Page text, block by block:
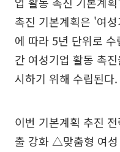
촉진 기본계획은 '여
에 따라 5년 단위로
간 여성기업 활동 촉
시하기 위해 수립된다.
이번 기본계획 추진
출 강화 △맞춤형 여